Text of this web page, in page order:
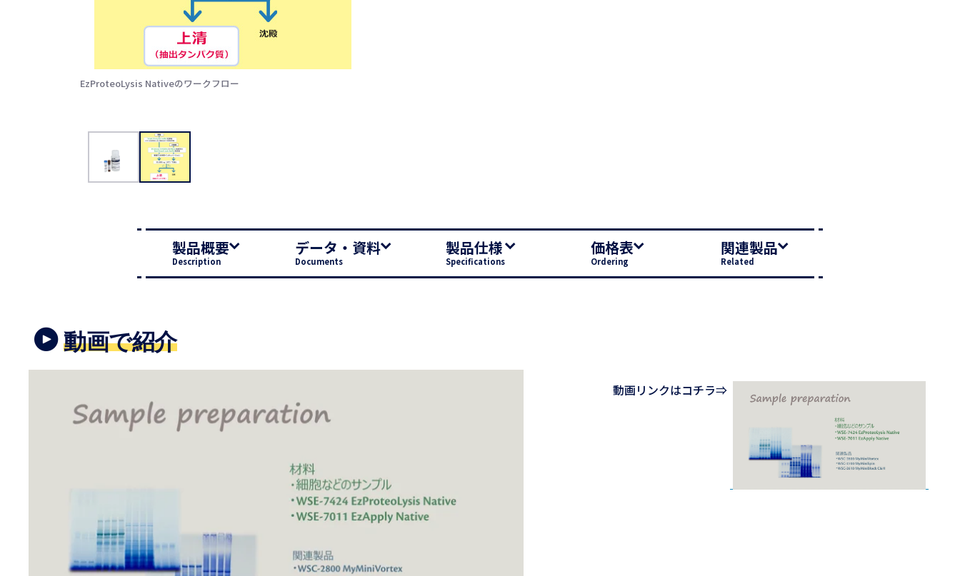
EzProteoLysis Nativeのワークフロー
製品概要
Description
データ・資料
Documents
製品仕様
Specifications
価格表
Ordering
関連製品
Related
動画で紹介
動画リンクはコチラ⇒